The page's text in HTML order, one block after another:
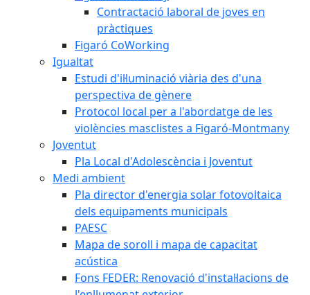
Contractació laboral de joves en
pràctiques
Figaró CoWorking
Igualtat
Estudi d'il·luminació viària des d'una
perspectiva de gènere
Protocol local per a l'abordatge de les
violències masclistes a Figaró-Montmany
Joventut
Pla Local d'Adolescència i Joventut
Medi ambient
Pla director d'energia solar fotovoltaica
dels equipaments municipals
PAESC
Mapa de soroll i mapa de capacitat
acústica
Fons FEDER: Renovació d'instal·lacions de